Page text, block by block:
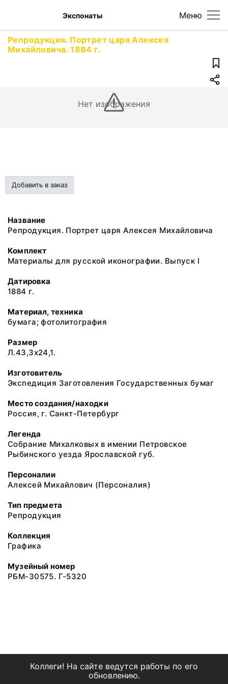
Меню
Экспонаты
Репродукция. Портрет царя Алексея
Михайловича. 1884 г.
Нет изображения
Добавить в заказ
Название
Репродукция. Портрет царя Алексея Михайловича
Комплект
Материалы для русской иконографии. Выпуск I
Датировка
1884 г.
Материал, техника
бумага; фотолитография
Размер
Л.43,3x24,1.
Изготовитель
Экспедиция Заготовления Государственных бумаг
Место создания/находки
Россия, г. Санкт-Петербург
Легенда
Собрание Михалковых в имении Петровское
Рыбинского уезда Ярославской губ.
Персоналии
Алексей Михайлович (Персоналия)
Тип предмета
Репродукция
Коллекция
Графика
Музейный номер
РБМ-30575. Г-5320
Коллеги! На сайте ведутся работы по его
обновлению.